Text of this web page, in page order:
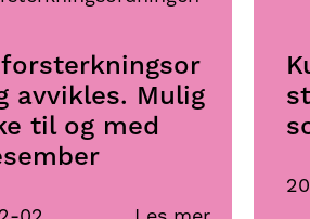
avvikles. Mulig
til og med